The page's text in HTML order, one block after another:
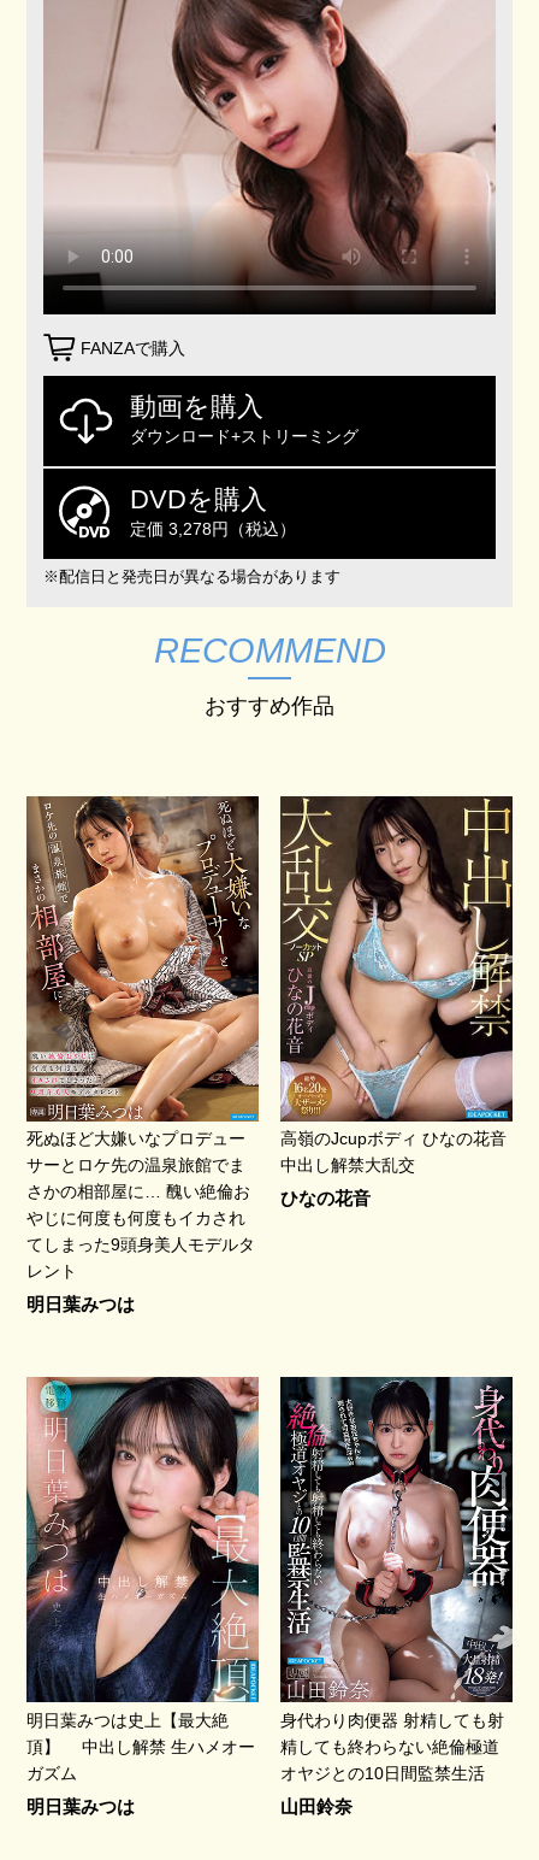
FANZAで購入
動画を購入
ダウンロード+ストリーミング
DVDを購入
定価 3,278円（税込）
※配信日と発売日が異なる場合があります
RECOMMEND
おすすめ作品
死ぬほど大嫌いなプロデュー
サーとロケ先の温泉旅館でま
さかの相部屋に… 醜い絶倫お
やじに何度も何度もイカされ
てしまった9頭身美人モデルタ
レント
明日葉みつは
高嶺のJcupボディ ひなの花音
中出し解禁大乱交
ひなの花音
明日葉みつは史上【最大絶
頂】 中出し解禁 生ハメオー
ガズム
明日葉みつは
身代わり肉便器 射精しても射
精しても終わらない絶倫極道
オヤジとの10日間監禁生活
山田鈴奈